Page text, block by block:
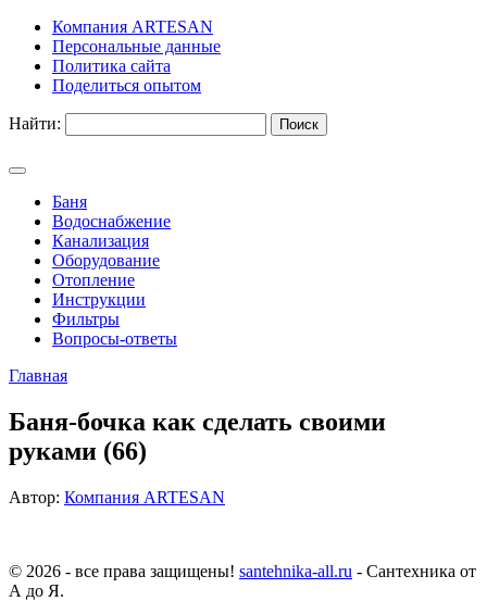
Компания ARTESAN
Персональные данные
Политика сайта
Поделиться опытом
Найти:
Баня
Водоснабжение
Канализация
Оборудование
Отопление
Инструкции
Фильтры
Вопросы-ответы
Главная
Баня-бочка как сделать своими
руками (66)
Автор: Компания ARTESAN
© 2026 - все права защищены! santehnika-all.ru - Сантехника от
А до Я.